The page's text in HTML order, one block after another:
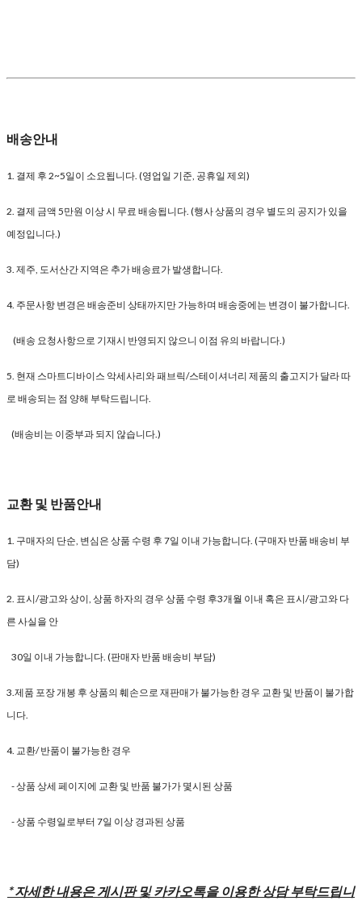
배송안내
1. 결제 후 2~5일이 소요됩니다. (영업일 기준, 공휴일 제외)
2. 결제 금액 5만원 이상 시 무료 배송됩니다. (행사 상품의 경우 별도의 공지가 있을
예정입니다.)
3. 제주, 도서산간 지역은 추가 배송료가 발생합니다.
4. 주문사항 변경은 배송준비 상태까지만 가능하며 배송중에는 변경이 불가합니다.
(배송 요청사항으로 기재시 반영되지 않으니 이점 유의 바랍니다.)
5. 현재 스마트디바이스 악세사리와 패브릭/스테이셔너리 제품의 출고지가 달라 따
로 배송되는 점 양해 부탁드립니다.
(배송비는 이중부과 되지 않습니다.)
교환 및 반품안내
1. 구매자의 단순, 변심은 상품 수령 후 7일 이내 가능합니다. (구매자 반품 배송비 부
담)
2. 표시/광고와 상이, 상품 하자의 경우 상품 수령 후3개월 이내 혹은 표시/광고와 다
른 사실을 안
30일 이내 가능합니다. (판매자 반품 배송비 부담)
3.제품 포장 개봉 후 상품의 훼손으로 재판매가 불가능한 경우 교환 및 반품이 불가합
니다.
4. 교환/ 반품이 불가능한 경우
- 상품 상세 페이지에 교환 및 반품 불가가 몇시된 상품
- 상품 수령일로부터 7일 이상 경과된 상품
* 자세한 내용은 게시판 및 카카오톡을 이용한 상담 부탁드립니